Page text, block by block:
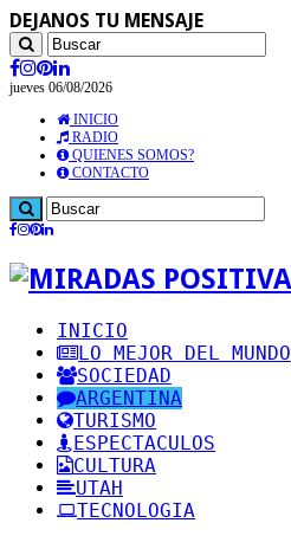
DEJANOS TU MENSAJE
jueves 06/08/2026
INICIO
RADIO
QUIENES SOMOS?
CONTACTO
INICIO
LO MEJOR DEL MUNDO
SOCIEDAD
ARGENTINA
TURISMO
ESPECTACULOS
CULTURA
UTAH
TECNOLOGIA